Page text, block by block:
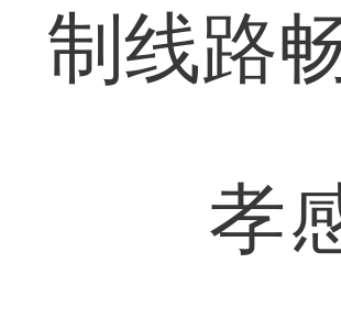
制线路
孝感